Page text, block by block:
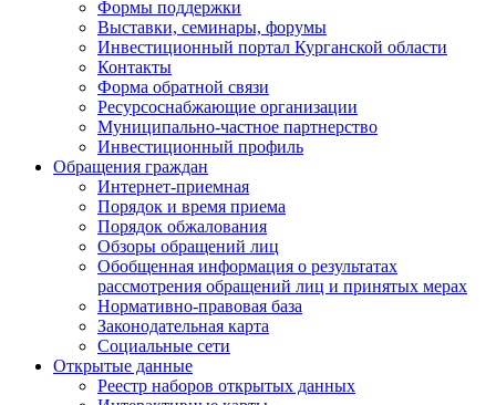
Формы поддержки
Выставки, семинары, форумы
Инвестиционный портал Курганской области
Контакты
Форма обратной связи
Ресурсоснабжающие организации
Муниципально-частное партнерство
Инвестиционный профиль
Обращения граждан
Интернет-приемная
Порядок и время приема
Порядок обжалования
Обзоры обращений лиц
Обобщенная информация о результатах
рассмотрения обращений лиц и принятых мерах
Нормативно-правовая база
Законодательная карта
Социальные сети
Открытые данные
Реестр наборов открытых данных